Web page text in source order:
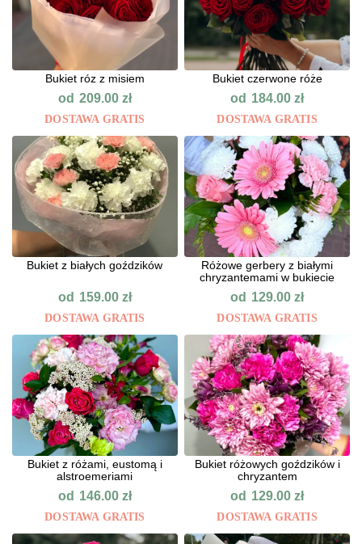
Bukiet róz z misiem
od 209.00 zł
DOSTAWA GRATIS
Bukiet czerwone róże
od 184.00zł
DOSTAWA GRATIS
Bukiet z białych goździków
od 159.00 zł
DOSTAWA GRATIS
Różowe gerbery z białymi
chryzantemami w bukiecie
od 129.00zł
DOSTAWA GRATIS
Bukiet z różami, eustomą i
alstroemeriami
od 146.00 zł
DOSTAWA GRATIS
Bukiet różowych goździków i
chryzantem
od 129.00zł
DOSTAWA GRATIS